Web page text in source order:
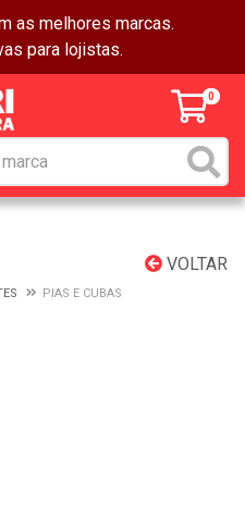
as melhores marcas.
para lojistas.
0
VOLTAR
PIAS E CUBAS